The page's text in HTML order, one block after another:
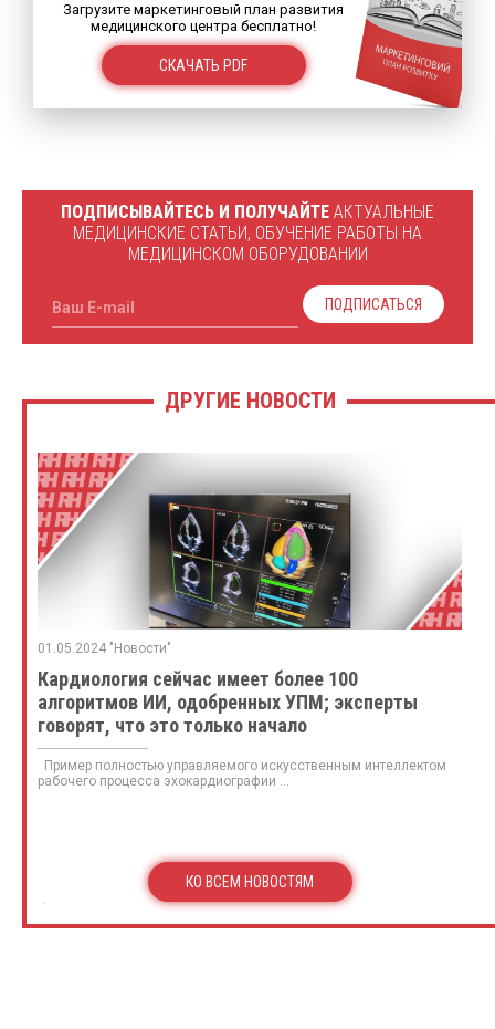
Загрузите маркетинговый план развития
медицинского центра бесплатно!
СКАЧАТЬ PDF
ПОДПИСЫВАЙТЕСЬ И ПОЛУЧАЙТЕ АКТУАЛЬНЫЕ
МЕДИЦИНСКИЕ СТАТЬИ, ОБУЧЕНИЕ РАБОТЫ НА
МЕДИЦИНСКОМ ОБОРУДОВАНИИ
Ваш E-mail ПОДПИСАТЬСЯ
ДРУГИЕ НОВОСТИ
01.05.2024 "Новости"
Кардиология сейчас имеет более 100
алгоритмов ИИ, одобренных УПМ; эксперты
говорят, что это только начало
Пример полностью управляемого искусственным интеллектом
рабочего процесса эхокардиографии ...
КО ВСЕМ НОВОСТЯМ